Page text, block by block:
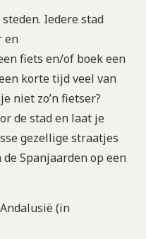
Iedere stad
en
fiets en/of boek een
korte tijd veel van
niet zo’n fietser?
de stad en laat je
gezellige straatjes
Spanjaarden op een
(in